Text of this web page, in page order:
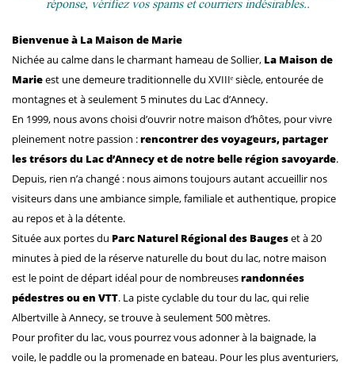
réponse, vérifiez vos spams et courriers indésirables..
Bienvenue à La Maison de Marie
Nichée au calme dans le charmant hameau de Sollier, La Maison de
Marieest une demeure traditionnelle du XVIIIᵉ siècle, entourée de
montagnes et à seulement 5 minutes du Lac d’Annecy.
En 1999, nous avons choisi d’ouvrir notre maison d’hôtes, pour vivre
pleinement notre passion :rencontrer des voyageurs, partager
les trésors du Lac d’Annecy et de notre belle région savoyarde.
Depuis, rien n’a changé : nous aimons toujours autant accueillir nos
visiteurs dans une ambiance simple, familiale et authentique, propice
au repos et à la détente.
Située aux portes du Parc Naturel Régional des Baugeset à 20
minutes à pied de la réserve naturelle du bout du lac, notre maison
est le point de départ idéal pour de nombreusesrandonnées
pédestres ou en VTT. La piste cyclable du tour du lac, qui relie
Albertville à Annecy, se trouve à seulement 500 mètres.
Pour profiter du lac, vous pourrez vous adonner à la baignade, la
voile, le paddle ou la promenade en bateau. Pour les plus aventuriers,